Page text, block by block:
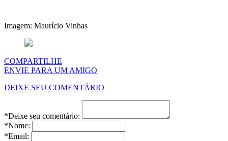
Imagem: Maurício Vinhas
COMPARTILHE
ENVIE PARA UM AMIGO
DEIXE SEU COMENTÁRIO
*Deixe seu comentário:
*Nome:
*Email: